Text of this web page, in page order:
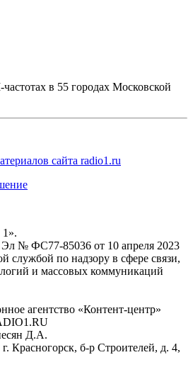
в 55 городах Московской
сайта radio1.ru
1».
№ ФС77-85036 от 10 апреля 2023
службой по надзору в сфере связи,
и массовых коммуникаций
агентство «Контент-центр»
Д.А.
Красногорск, б-р Строителей, д. 4,